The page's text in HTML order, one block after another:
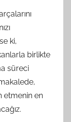
ki,
birlikte
süreci
etmenin en